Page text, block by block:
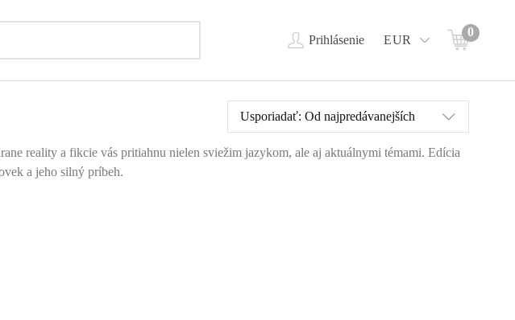
Prihlásenie EUR
0
reality a fikcie vás pritiahnu nielen sviežim jazykom, ale aj aktuálnymi témami. Edícia
a jeho silný príbeh.
Usporiadať: Od najpredávanejších